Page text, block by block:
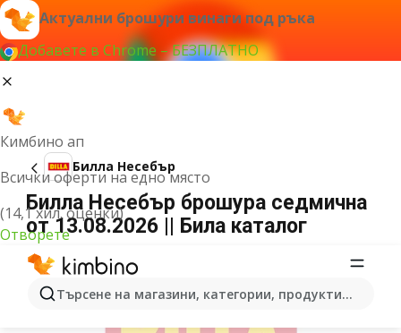
Актуални брошури винаги под ръка
Добавете в Chrome – БЕЗПЛАТНО
Кимбино ап
Всички оферти на едно място
(14,1 хил. оценки)
Отворете
Търсене на магазини, категории, продукти...
Билла Несебър
Билла Несебър брошура седмична
от 13.08.2026 || Била каталог